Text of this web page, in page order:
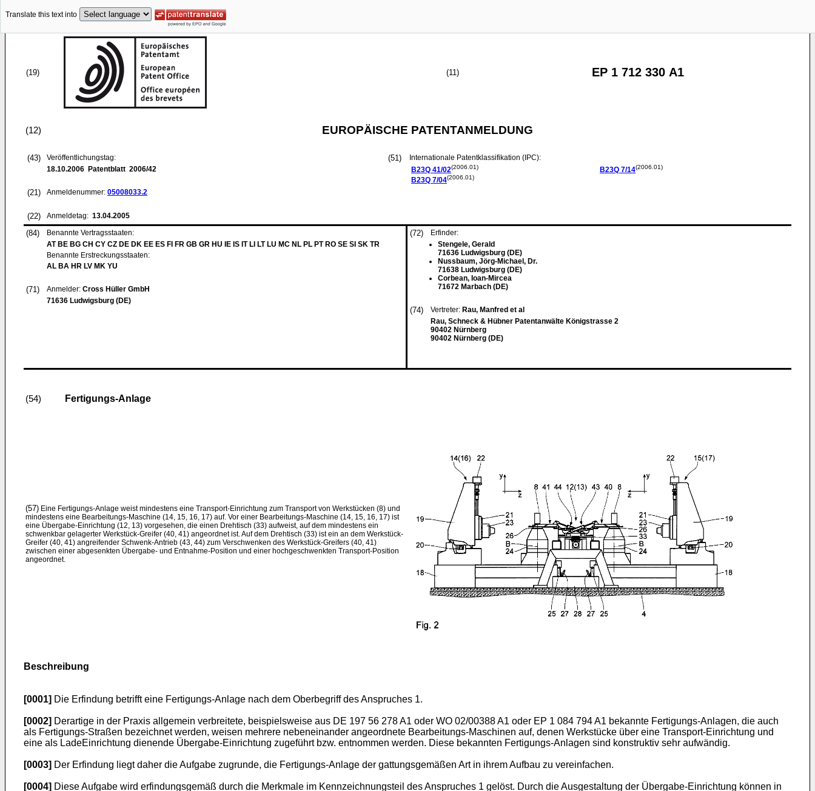
Translate this text into
(19) (11) EP 1 712 330 A1
(12) EUROPÄISCHE PATENTANMELDUNG
(43)
Veröffentlichungstag:
18.10.2006 Patentblatt 2006/42
(21) Anmeldenummer: 05008033.2
(22) Anmeldetag: 13.04.2005
(51)
Internationale Patentklassifikation (IPC):
B23Q 41/02(2006.01)
B23Q 7/04(2006.01)
B23Q 7/14(2006.01)
(84)
Benannte Vertragsstaaten:
AT BE BG CH CY CZ DE DK EE ES FI FR GB GR HU IE IS IT LI LT LU MC NL PL PT RO SE SI SK TR
Benannte Erstreckungsstaaten:
AL BA HR LV MK YU
(71) Anmelder: Cross Hüller GmbH
71636 Ludwigsburg (DE)
(72)
Erfinder:
Stengele, Gerald
71636 Ludwigsburg (DE)
Nussbaum, Jörg-Michael, Dr.
71638 Ludwigsburg (DE)
Corbean, Ioan-Mircea
71672 Marbach (DE)
(74) Vertreter: Rau, Manfred et al
Rau, Schneck & Hübner Patentanwälte Königstrasse 2
90402 Nürnberg
90402 Nürnberg (DE)
(54) Fertigungs-Anlage
(57) Eine Fertigungs-Anlage weist mindestens eine Transport-Einrichtung zum Transport von Werkstücken (8) und
mindestens eine Bearbeitungs-Maschine (14, 15, 16, 17) auf. Vor einer Bearbeitungs-Maschine (14, 15, 16, 17) ist
eine Übergabe-Einrichtung (12, 13) vorgesehen, die einen Drehtisch (33) aufweist, auf dem mindestens ein
schwenkbar gelagerter Werkstück-Greifer (40, 41) angeordnet ist. Auf dem Drehtisch (33) ist ein an dem Werkstück-
Greifer (40, 41) angreifender Schwenk-Antrieb (43, 44) zum Verschwenken des Werkstück-Greifers (40, 41)
zwischen einer abgesenkten Übergabe- und Entnahme-Position und einer hochgeschwenkten Transport-Position
angeordnet.
Beschreibung
[0001] Die Erfindung betrifft eine Fertigungs-Anlage nach dem Oberbegriff des Anspruches 1.
[0002] Derartige in der Praxis allgemein verbreitete, beispielsweise aus DE 197 56 278 A1 oder WO 02/00388 A1 oder EP 1 084 794 A1 bekannte Fertigungs-Anlagen, die auch
als Fertigungs-Straßen bezeichnet werden, weisen mehrere nebeneinander angeordnete Bearbeitungs-Maschinen auf, denen Werkstücke über eine Transport-Einrichtung und
eine als LadeEinrichtung dienende Übergabe-Einrichtung zugeführt bzw. entnommen werden. Diese bekannten Fertigungs-Anlagen sind konstruktiv sehr aufwändig.
[0003] Der Erfindung liegt daher die Aufgabe zugrunde, die Fertigungs-Anlage der gattungsgemäßen Art in ihrem Aufbau zu vereinfachen.
[0004] Diese Aufgabe wird erfindungsgemäß durch die Merkmale im Kennzeichnungsteil des Anspruches 1 gelöst. Durch die Ausgestaltung der Übergabe-Einrichtung können in